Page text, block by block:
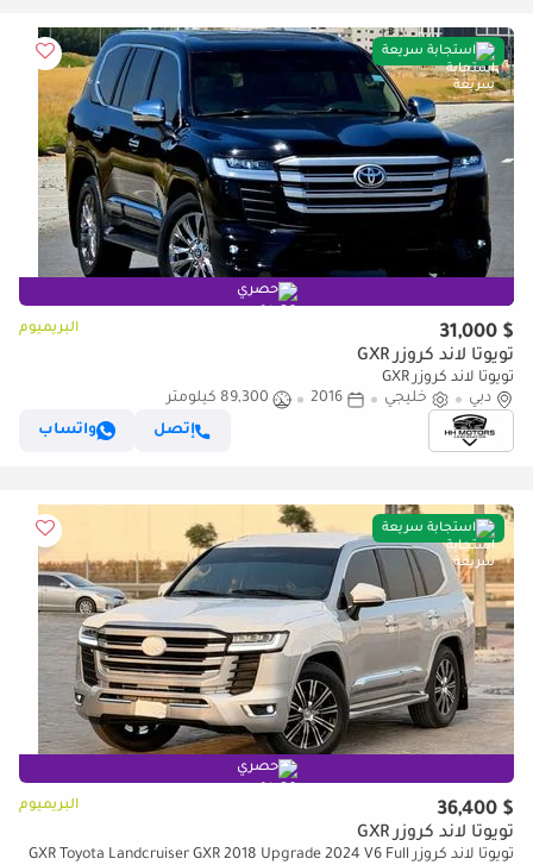
استجابة سريعة
حصري
$ 31,000 البريميوم
تويوتا لاند كروزر GXR
تويوتا لاند كروزر GXR
دبي
خليجي 2016
89,300 كيلومتر
إتصل
واتساب
استجابة سريعة
حصري
$ 36,400 البريميوم
تويوتا لاند كروزر GXR
تويوتا لاند كروزر GXR Toyota Landcruiser GXR 2018 Upgrade 2024 V6 Full